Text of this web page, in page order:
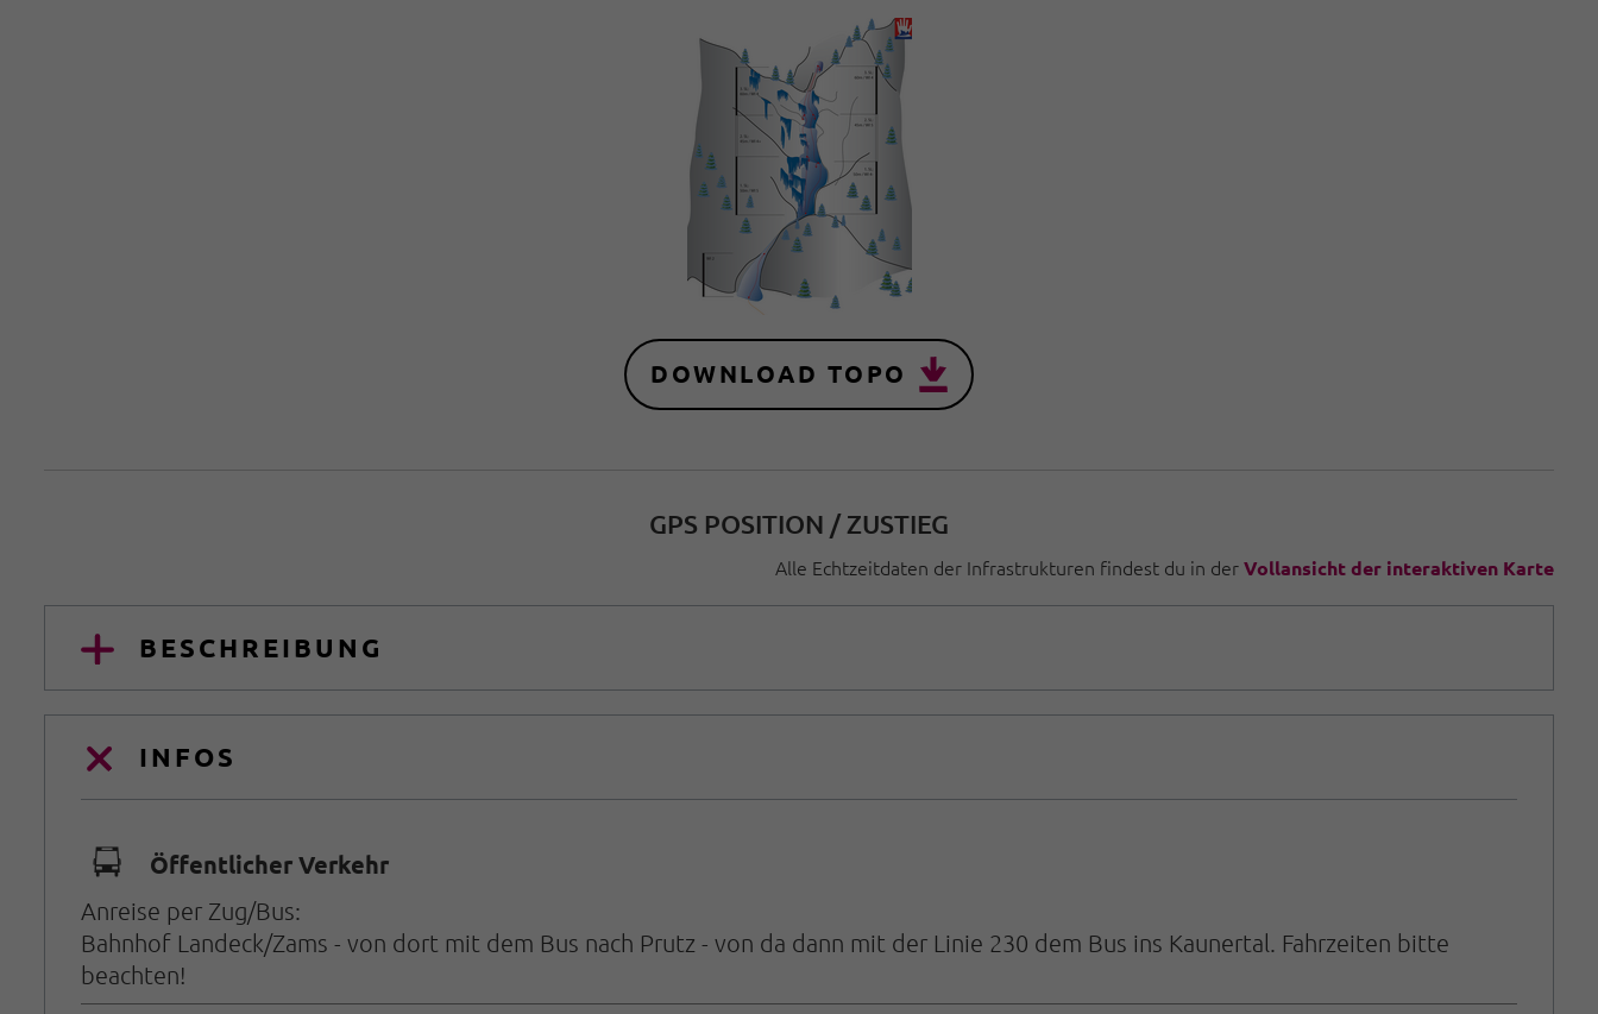
DOWNLOAD TOPO
GPS POSITION / ZUSTIEG
Alle Echtzeitdaten der Infrastrukturen findest du in derVollansicht der interaktiven Karte
BESCHREIBUNG
INFOS
🕞 Öffentlicher Verkehr
Anreise per Zug/Bus:
Bahnhof Landeck/Zams - von dort mit dem Bus nach Prutz - von da dann mit der Linie 230 dem Bus ins Kaunertal. Fahrzeiten bitte
beachten!